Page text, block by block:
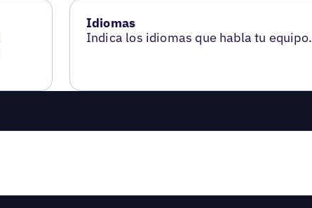
Idiomas
Indica los idiomas que habla tu equipo.